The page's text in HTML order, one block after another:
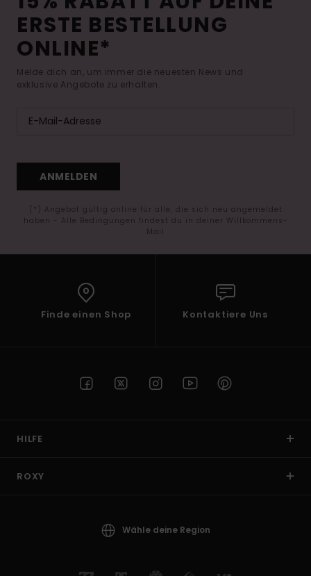
ERSTE BESTELLUNG
ONLINE*
Melde dich an, um immer die neuesten News und
exklusive Angebote zu erhalten.
ANMELDEN
(*) Angebot gültig online für alle, die sich neu angemeldet
haben - Alle Bedingungen findest du in deiner Willkommens-
Mail
Finde einen Shop Kontaktiere Uns
HILFE
ROXY
Wähle deine Region